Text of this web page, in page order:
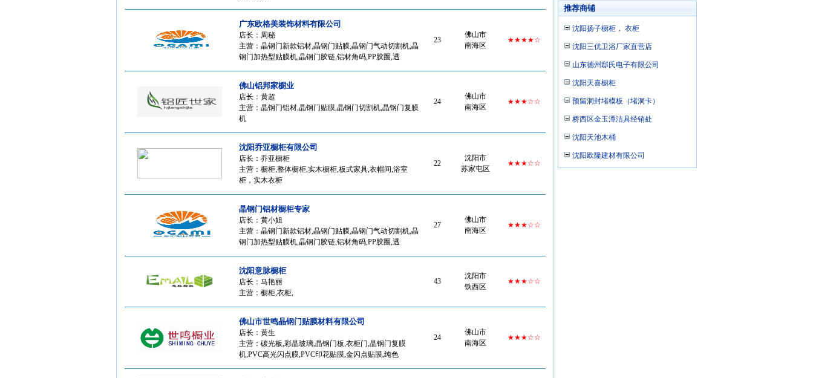
广东欧格美装饰材料有限公司
店长：周秘
主营：晶钢门新款铝材,晶钢门贴膜,晶钢门气动切割机,晶
钢门加热型贴膜机,晶钢门胶链,铝材角码,PP胶圈,透
23
佛山市
南海区
★★★★☆
佛山铝邦家櫉业
店长：黄超
主营：晶钢门铝材,晶钢门贴膜,晶钢门切割机,晶钢门复膜
机
24
佛山市
南海区
★★★☆☆
沈阳乔亚橱柜有限公司
店长：乔亚橱柜
主营：橱柜,整体橱柜,实木橱柜,板式家具,衣帽间,浴室
柜，实木衣柜
22
沈阳市
苏家屯区
★★★☆☆
晶钢门铝材橱柜专家
店长：黄小姐
主营：晶钢门新款铝材,晶钢门贴膜,晶钢门气动切割机,晶
钢门加热型贴膜机,晶钢门胶链,铝材角码,PP胶圈,透
27
佛山市
南海区
★★★☆☆
沈阳意脉橱柜
店长：马艳丽
主营：橱柜,衣柜,
43
沈阳市
铁西区
★★★☆☆
佛山市世鸣晶钢门贴膜材料有限公司
店长：黄生
主营：碳光板,彩晶玻璃,晶钢门板,衣柜门,晶钢门复膜
机,PVC高光闪点膜,PVC印花贴膜,金闪点贴膜,纯色
24
佛山市
南海区
★★★☆☆
推荐商铺
沈阳扬子橱柜， 衣柜
沈阳三优卫浴厂家直营店
山东德州邸氏电子有限公司
沈阳天喜橱柜
预留洞封堵模板（堵洞卡）
桥西区金玉潭洁具经销处
沈阳天池木桶
沈阳欧隆建材有限公司